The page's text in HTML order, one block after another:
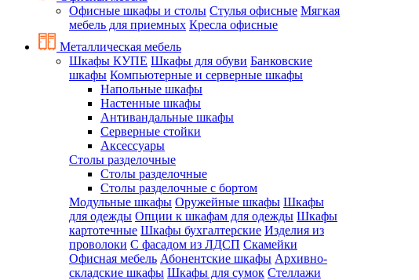
Офисные шкафы и столы Стулья офисные Мягкая
мебель для приемных Кресла офисные
Металлическая мебель
Шкафы КУПЕ Шкафы для обуви Банковские
шкафы Компьютерные и серверные шкафы
Напольные шкафы
Настенные шкафы
Антивандальные шкафы
Серверные стойки
Аксессуары
Столы разделочные
Столы разделочные
Столы разделочные с бортом
Модульные шкафы Оружейные шкафы Шкафы
для одежды Опции к шкафам для одежды Шкафы
картотечные Шкафы бухгалтерские Изделия из
проволоки С фасадом из ЛДСП Скамейки
Офисная мебель Абонентские шкафы Архивно-
складские шкафы Шкафы для сумок Стеллажи